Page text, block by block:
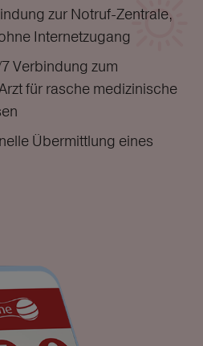
zur Notruf-Zentrale,
Internetzugang
Verbindung zum
für rasche medizinische
Übermittlung eines